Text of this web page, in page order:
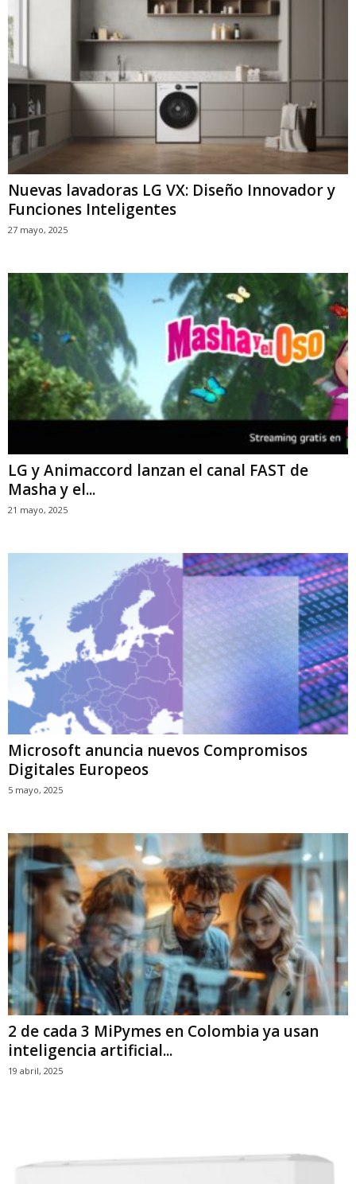
Nuevas lavadoras LG VX: Diseño Innovador y
Funciones Inteligentes
27 mayo, 2025
LG y Animaccord lanzan el canal FAST de
Masha y el...
21 mayo, 2025
Microsoft anuncia nuevos Compromisos
Digitales Europeos
5 mayo, 2025
2 de cada 3 MiPymes en Colombia ya usan
inteligencia artificial...
19 abril, 2025